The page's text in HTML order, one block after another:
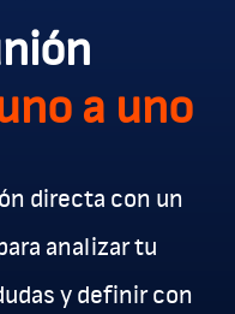
a uno
directa con un
analizar tu
y definir con